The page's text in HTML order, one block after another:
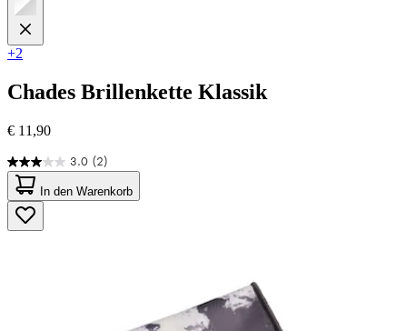
+2
Chades Brillenkette Klassik
€ 11,90
3.0 (2)
3.0
von
5
Sternen.
2
In den Warenkorb